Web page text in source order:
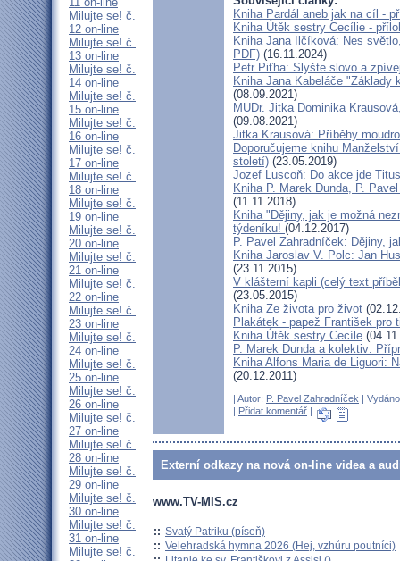
Milujte se! č.
12 on-line
Milujte se! č.
13 on-line
Milujte se! č.
14 on-line
Milujte se! č.
15 on-line
Milujte se! č.
16 on-line
Milujte se! č.
17 on-line
Milujte se! č.
18 on-line
Milujte se! č.
19 on-line
Milujte se! č.
20 on-line
Milujte se! č.
21 on-line
Milujte se! č.
22 on-line
Milujte se! č.
23 on-line
Milujte se! č.
24 on-line
Milujte se! č.
25 on-line
Milujte se! č.
26 on-line
Milujte se! č.
27 on-line
Milujte se! č.
28 on-line
Milujte se! č.
29 on-line
Milujte se! č.
30 on-line
Milujte se! č.
31 on-line
Milujte se! č.
Kniha Pardál aneb jak na cíl -
Kniha Útěk sestry Cecílie -
Kniha Jana Ilčíková: Nes
PDF) (16.11.2024)
Petr Piťha: Slyšte slovo a
Kniha Jana Kabeláče
(08.09.2021)
MUDr. Jitka Dominika
(09.08.2021)
Jitka Krausová: Příběhy
Doporučujeme knihu
století) (23.05.2019)
Jozef Luscoň: Do akce jde
Kniha P. Marek Dunda, P.
(11.11.2018)
Kniha "Dějiny, jak je možná
týdeníku! (04.12.2017)
P. Pavel Zahradníček: Dějiny,
Kniha Jaroslav V. Polc: Jan
(23.11.2015)
V klášterní kapli (celý text
(23.05.2015)
Kniha Ze života pro život
Plakátek - papež František pro
Kniha Útěk sestry Cecíle
P. Marek Dunda a kolektiv:
Kniha Alfons Maria de Liguori:
(20.12.2011)
| Autor: P. Pavel Zahradníček |
| Přidat komentář |
Externí odkazy na nová on-line videa a
www.TV-MIS.cz
:: Svatý Patriku (píseň)
:: Velehradská hymna 2026 (Hej, vzhůru poutníci)